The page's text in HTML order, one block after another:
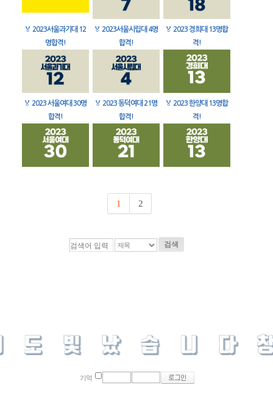
🏅 2023서울과기대 12
명합격!
🏅 2023서울시립대 4명
합격!
🏅 2023 경희대 13명합
격!
🏅 2023 서울여대 30명
합격!
🏅 2023 동덕여대 21명
합격!
🏅 2023 한양대 13명합
격!
1 2
검색
기억